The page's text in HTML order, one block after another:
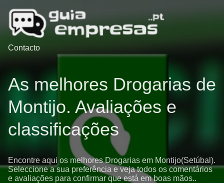
Contacto
As melhores Drogarias de
Montijo. Avaliações e
classificações
Encontre aqui os melhores Drogarias em Montijo(Setúbal).
Seleccione a sua preferência e veja todos os comentários
e avaliações para confirmar que está em boas mãos..